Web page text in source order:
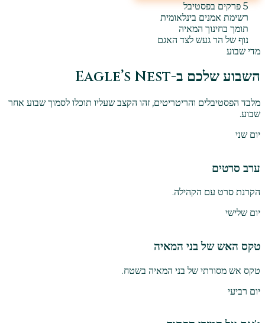
5 פרקים בפסטיבל
רשימת אמנים בינלאומית
תומך בחינוך המאיה
נוף של הר געש לצד האגם
מדי שבוע
השבוע שלכם ב-Eagle’s Nest
מלבד הפסטיבלים והריטריטים, זהו הקצב שעליו תוכלו לסמוך שבוע אחר
שבוע.
יום שני
ערב סרטים
הקרנת סרט עם הקהילה.
יום שלישי
טקס האש של בני המאיה
טקס אש מסורתי של בני המאיה בשטח.
יום רביעי